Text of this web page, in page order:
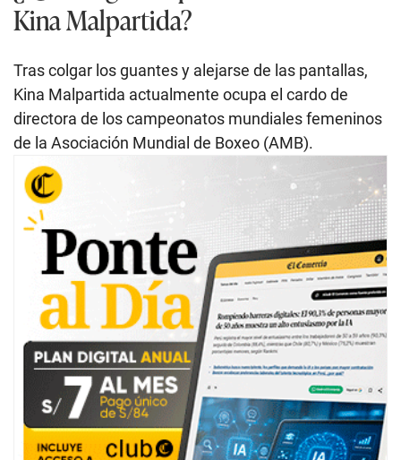
Kina Malpartida?
Tras colgar los guantes y alejarse de las pantallas,
Kina Malpartida actualmente ocupa el cardo de
directora de los campeonatos mundiales femeninos
de la Asociación Mundial de Boxeo (AMB).